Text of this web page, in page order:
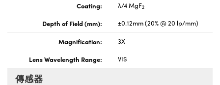
Coating: λ/4 MgF2
Depth of Field (mm): ±0.12mm (20% @ 20 lp/mm)
Magnification:
3X
Lens Wavelength Range:
VIS
傳感器